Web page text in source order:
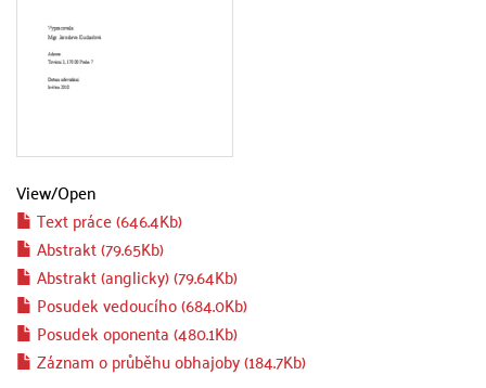
View/Open
Text práce (646.4Kb)
Abstrakt (79.65Kb)
Abstrakt (anglicky) (79.64Kb)
Posudek vedoucího (684.0Kb)
Posudek oponenta (480.1Kb)
Záznam o průběhu obhajoby (184.7Kb)